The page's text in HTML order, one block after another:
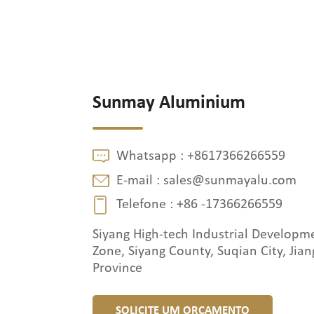
Sunmay Aluminium
Whatsapp : +8617366266559
E-mail : sales@sunmayalu.com
Telefone : +86 -17366266559
Siyang High-tech Industrial
Zone, Siyang County, Suqian City,
Province
SOLICITE UM ORÇAMENTO